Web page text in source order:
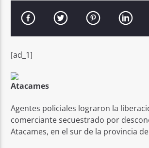
Señal FM
[ad_1]
Atacames
Agentes policiales lograron la
comerciante secuestrado por
Atacames, en el sur de la provincia